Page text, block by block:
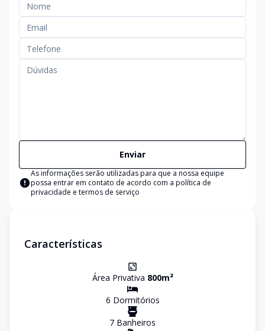
Enviar
As informações serão utilizadas para que a nossa equipe
possa entrar em contato de acordo com a política de
privacidade e termos de serviço
Características
Área Privativa 800m²
6 Dormitórios
7 Banheiros